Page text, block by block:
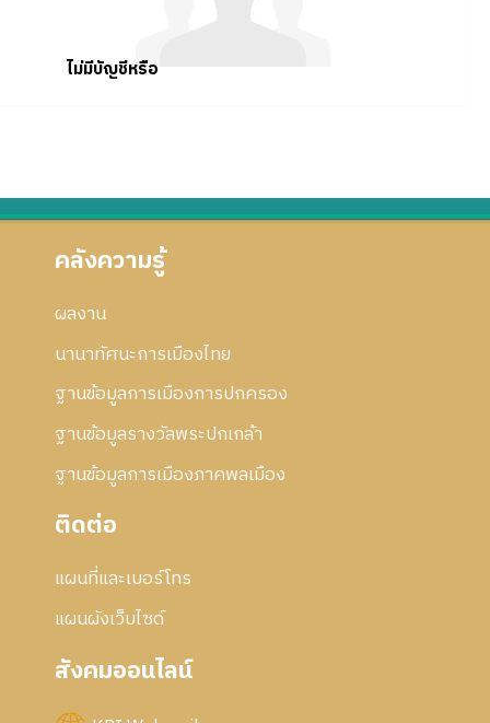
ไม่มีบัญชีหรือ
คลังความรู้
ผลงาน
นานาทัศนะการเมืองไทย
ฐานข้อมูลการเมืองการปกครอง
ฐานข้อมูลรางวัลพระปกเกล้า
ฐานข้อมูลการเมืองภาคพลเมือง
ติดต่อ
แผนที่และเบอร์โทร
แผนผังเว็บไซด์
สังคมออนไลน์